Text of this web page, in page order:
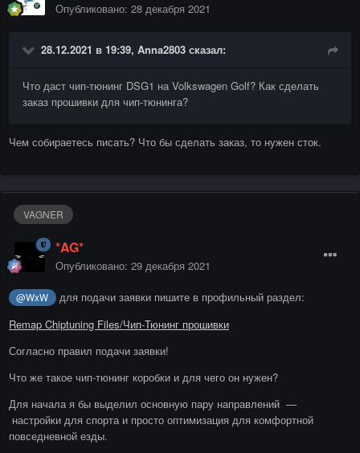
Опубликовано: 28 декабря 2021
28.12.2021 в 19:39, Anna2803 сказал:
Что даст чип-тюнинг DSG1 на Volkswagen Golf? Как сделать
заказ прошивки для чип-тюнинга?
Чем собираетесь писать? Что бы сделать заказ, то нужен сток.
VAGNER
*AG*
Опубликовано: 29 декабря 2021
@WxW
для подачи заявки пишите в профильный раздел:
Remap Chiptuning Files/Чип-Тюнинг прошивки
Согласно правил подачи заявки!
Что же такое чип-тюнинг коробки и для чего он нужен?
Для начала я бы выделил основную пару направлений —
настройки для спорта и просто оптимизация для комфортной
повседневной езды.